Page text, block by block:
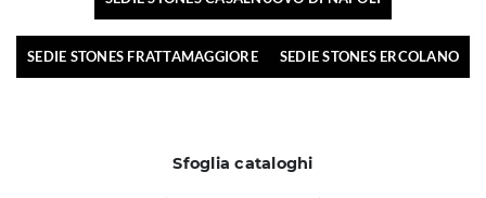
SEDIE STONES FRATTAMAGGIORE SEDIE STONES ERCOLANO
Sfoglia cataloghi